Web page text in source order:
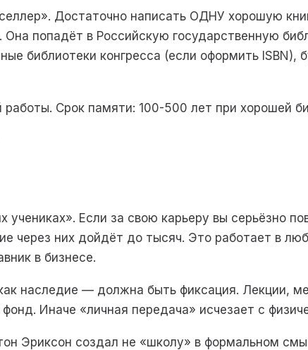
Достаточно написать ОДНУ хорошую
Она попадёт в Российскую государственную
библиотеки конгресса (если оформить ISBN),
работы. Срок памяти: 100-500 лет при хорошей
учениках». Если за свою карьеру вы серьёзно
через них дойдёт до тысяч. Это работает в
в бизнесе.
наследие — должна быть фиксация. Лекции,
Иначе «личная передача» исчезает с
Эриксон создал не «школу» в формальном